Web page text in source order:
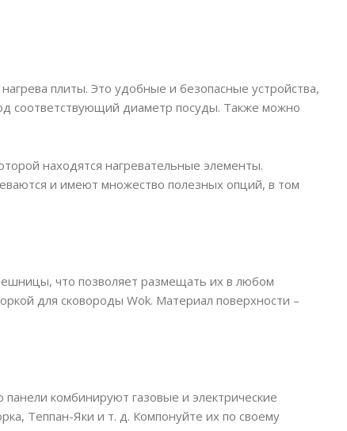
плиты. Это удобные и безопасные устройства,
соответствующий диаметр посуды. Также можно
находятся нагревательные элементы.
и имеют множество полезных опций, в том
что позволяет размещать их в любом
для сковороды Wok. Материал поверхности –
комбинируют газовые и электрические
Теппан-Яки и т. д. Компонуйте их по своему